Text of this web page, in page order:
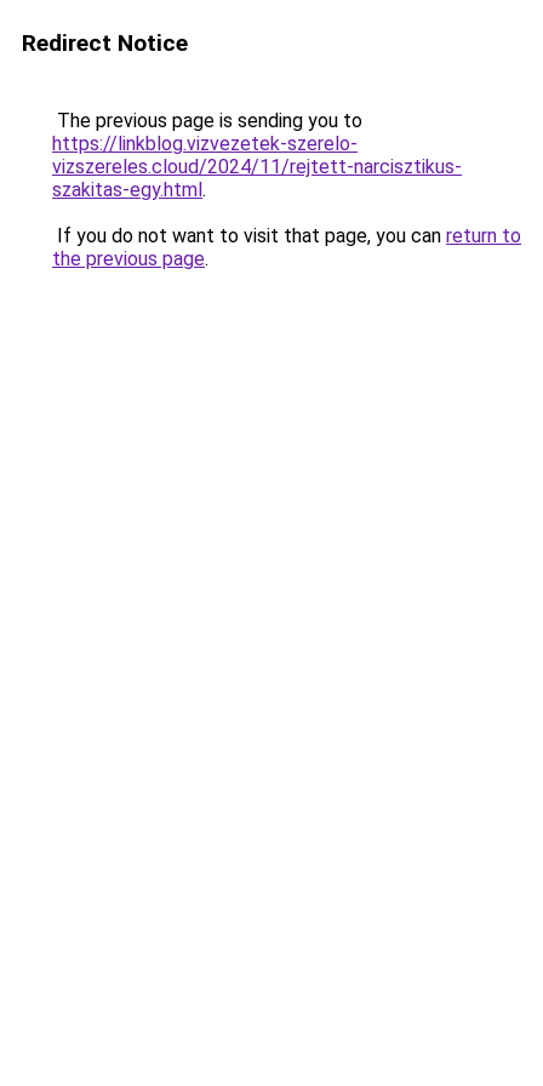
Redirect Notice
The previous page is sending you to
https://linkblog.vizvezetek-szerelo-
vizszereles.cloud/2024/11/rejtett-narcisztikus-
szakitas-egy.html.
If you do not want to visit that page, you can return to
the previous page.